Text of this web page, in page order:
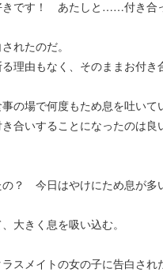
です！ あたしと……付き合
れたのだ。
理由もなく、そのままお付き
の場で何度もため息を吐いて
合いすることになったのは
の？ 今日はやけにため息が多
大きく息を吸い込む。
スメイトの女の子に告白さ